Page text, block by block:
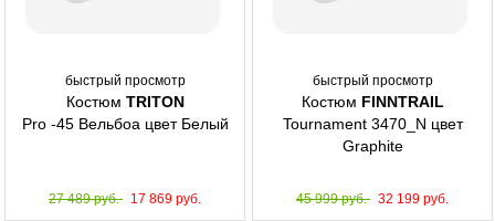
быстрый просмотр
Костюм TRITON
Pro -45 Вельбоа цвет Белый
27 489 руб. 17 869 руб.
быстрый просмотр
Костюм FINNTRAIL
Tournament 3470_N цвет
Graphite
45 999 руб. 32 199 руб.